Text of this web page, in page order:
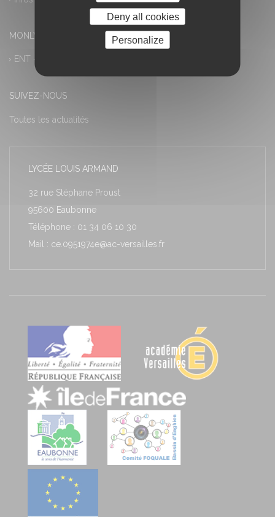
MONLYCEE.NET (ENT) – PRONOTE
ENT – Accès à PRONOTE
SUIVEZ-NOUS
Toutes les actualités
LYCÉE LOUIS ARMAND
32 rue Stéphane Proust
95600 Eaubonne
Téléphone : 01 34 06 10 30
Mail : ce.0951974e@ac-versailles.fr
Deny all cookies
Personalize